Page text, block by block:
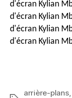
d'écran Kylian
d'écran Kylian
d'écran Kylian
d'écran Kylian
arrière-plans,